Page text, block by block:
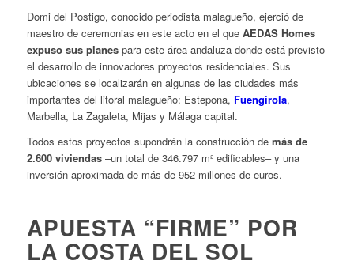
Domi del Postigo, conocido periodista malagueño, ejerció de
maestro de ceremonias en este acto en el que AEDAS Homes
expuso sus planespara este área andaluza donde está previsto
el desarrollo de innovadores proyectos residenciales. Sus
ubicaciones se localizarán en algunas de las ciudades más
importantes del litoral malagueño: Estepona, Fuengirola,
Marbella, La Zagaleta, Mijas y Málaga capital.
Todos estos proyectos supondrán la construcción de más de
2.600 viviendas–un total de 346.797 m² edificables– y una
inversión aproximada de más de 952 millones de euros.
APUESTA “FIRME” POR
LA COSTA DEL SOL